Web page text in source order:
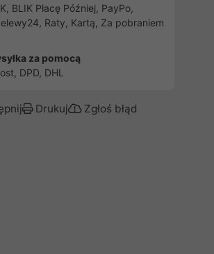
BLIK Płacę Później, PayPo,
Raty, Kartą, Za pobraniem
za pomocą
DPD, DHL
Drukuj Zgłoś błąd